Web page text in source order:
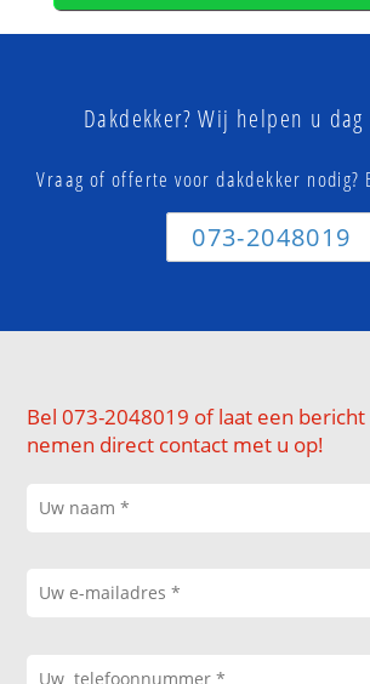
Dakdekker? Wij helpen u
Vraag of offerte voor dakdekker nodig?
073-2048019
Bel 073-2048019 of laat een
nemen direct contact met u op!